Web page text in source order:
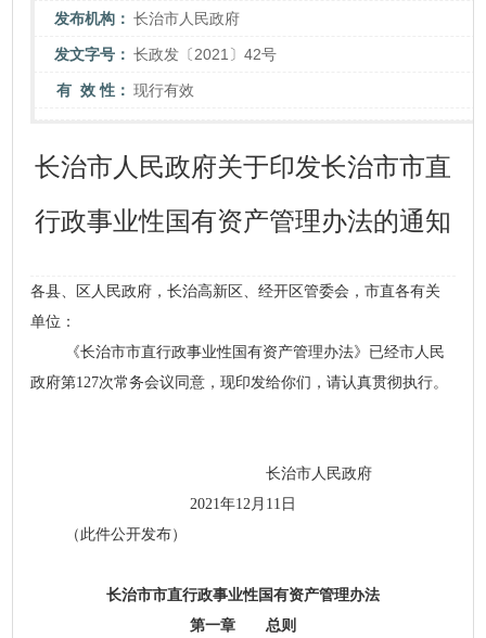
发布机构： 长治市人民政府
发文字号： 长政发〔2021〕42号
有 效 性： 现行有效
长治市人民政府关于印发长治市市直
行政事业性国有资产管理办法的通知
各县、区人民政府，长治高新区、经开区管委会，市直各有关
单位：
《长治市市直行政事业性国有资产管理办法》已经市人民
政府第127次常务会议同意，现印发给你们，请认真贯彻执行。
长治市人民政府
2021年12月11日
（此件公开发布）
长治市市直行政事业性国有资产管理办法
第一章 总则